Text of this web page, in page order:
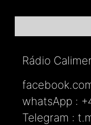
Rádio
whatsApp :
Telegram :